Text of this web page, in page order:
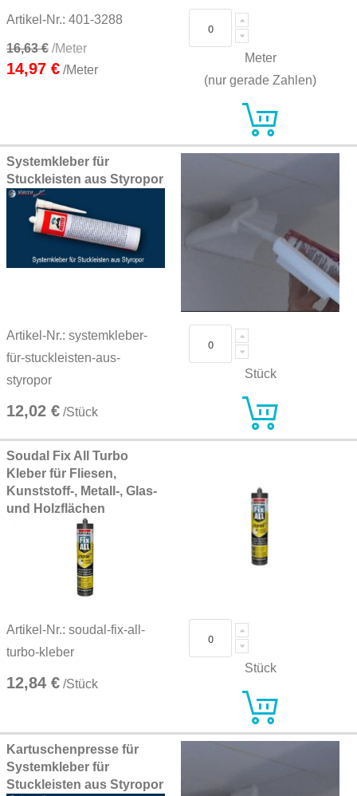
Artikel-Nr.: 401-3288
16,63 € /Meter
14,97 € /Meter
Meter
(nur gerade Zahlen)
Systemkleber für
Stuckleisten aus Styropor
Artikel-Nr.: systemkleber-
für-stuckleisten-aus-
styropor
12,02 € /Stück
Stück
Soudal Fix All Turbo
Kleber für Fliesen,
Kunststoff-, Metall-, Glas-
und Holzflächen
Artikel-Nr.: soudal-fix-all-
turbo-kleber
12,84 € /Stück
Stück
Kartuschenpresse für
Systemkleber für
Stuckleisten aus Styropor